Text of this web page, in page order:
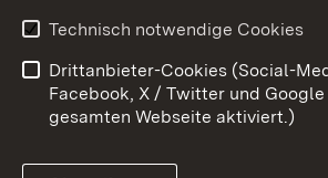
Barrierefreiheit
Impressum
Cookies
Technisch notwendige Cookies
Drittanbieter-Cookies (Social-
Facebook, X / Twitter und
gesamten Webseite aktiviert.)